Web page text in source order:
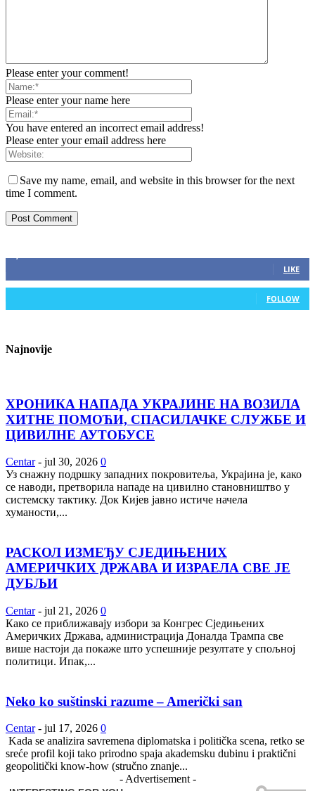
Please enter your comment!
Please enter your name here
You have entered an incorrect email address!
Please enter your email address here
Save my name, email, and website in this browser for the next
time I comment.
LIKE
FOLLOW
Najnovije
ХРОНИКА НАПАДА УКРАЈИНЕ НА ВОЗИЛА
ХИТНЕ ПОМОЋИ, СПАСИЛАЧКЕ СЛУЖБЕ И
ЦИВИЛНЕ АУТОБУСЕ
Centar - jul 30, 2026 0
Уз снажну подршку западних покровитеља, Украјина је, како
се наводи, претворила нападе на цивилно становништво у
системску тактику. Док Кијев јавно истиче начела
хуманости,...
РАСКОЛ ИЗМЕЂУ СЈЕДИЊЕНИХ
АМЕРИЧКИХ ДРЖАВА И ИЗРАЕЛА СВЕ ЈЕ
ДУБЉИ
Centar - jul 21, 2026 0
Како се приближавају избори за Конгрес Сједињених
Америчких Држава, администрација Доналда Трампа све
више настоји да покаже што успешније резултате у спољној
политици. Ипак,...
Neko ko suštinski razume – Američki san
Centar - jul 17, 2026 0
Kada se analizira savremena diplomatska i politička scena, retko se
sreće profil koji tako prirodno spaja akademsku dubinu i praktični
geopolitički know-how (stručno znanje...
- Advertisement -